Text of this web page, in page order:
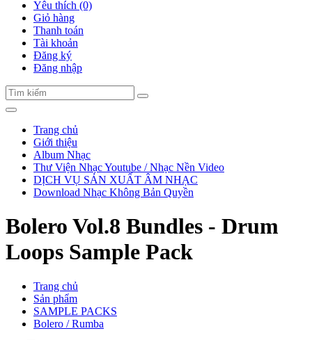
Yêu thích (0)
Giỏ hàng
Thanh toán
Tài khoản
Đăng ký
Đăng nhập
Trang chủ
Giới thiệu
Album Nhạc
Thư Viện Nhạc Youtube / Nhạc Nền Video
DỊCH VỤ SẢN XUẤT ÂM NHẠC
Download Nhạc Không Bản Quyền
Bolero Vol.8 Bundles - Drum
Loops Sample Pack
Trang chủ
Sản phẩm
SAMPLE PACKS
Bolero / Rumba